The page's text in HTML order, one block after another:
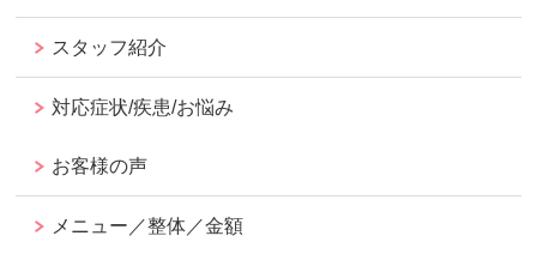
スタッフ紹介
対応症状/疾患/お悩み
お客様の声
メニュー／整体／金額